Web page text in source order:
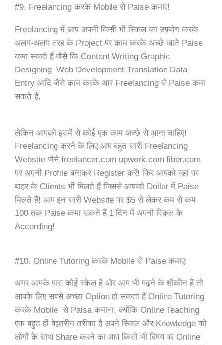
#9. Freelancing करके Mobile से Paise कमाए!
Freelancing में आप अपनी किसी भी स्किल का उपयोग करके
अलग-अलग तरह के Project पर काम करके अच्छे खाते Paise
कमा सकते हैं जैसे कि Content Writing Graphic
Designing Web Development Translation Data
Entry आदि जैसे काम करके आप Freelancing से Paise कमा
सकते हैं,
लेकिन आपको इसमें से कोई एक काम अच्छे से आना चाहिए!
Freelancing करने के लिए आप बहुत सारी Freelancing
Website जैसे freelancer.com upwork.com fiber.com
पर अपनी Profile बनाकर Register करें! फिर आपको यहां पर
बाहर के Clients भी मिलते हैं जिससे आपको Dollar में Paise
मिलते हैं! आप इन सारी Website पर $5 से लेकर कम से कम
100 तक Paise कमा सकते हैं 1 दिन में अपनी स्किल के
According!
#10. Online Tutoring करके Mobile से Paise कमाए!
अगर आपके पास कोई स्केल है और आप भी पढ़ने के शौकीन हैं तो
आपके लिए सबसे अच्छा Option हो सकता है Online Tutoring
करके Mobile से Paisa कमाना, क्योंकि Online Teaching
एक बहुत ही बेहतरीन तरीका है अपने स्किल और Knowledge को
लोगों के साथ Share करने का आप किसी भी विषय पर Online